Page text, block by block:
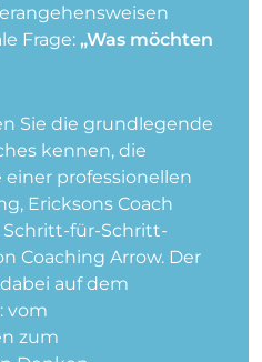
Frage: „Was möchten
Sie die grundlegende
kennen, die
professionellen
Ericksons Coach
Schritt-für-Schritt-
Coaching Arrow. Der
auf dem
vom
zum